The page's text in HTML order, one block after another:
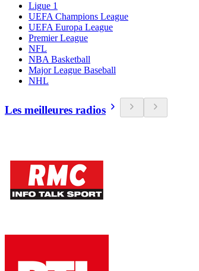
Ligue 1
UEFA Champions League
UEFA Europa League
Premier League
NFL
NBA Basketball
Major League Baseball
NHL
Les meilleures radios